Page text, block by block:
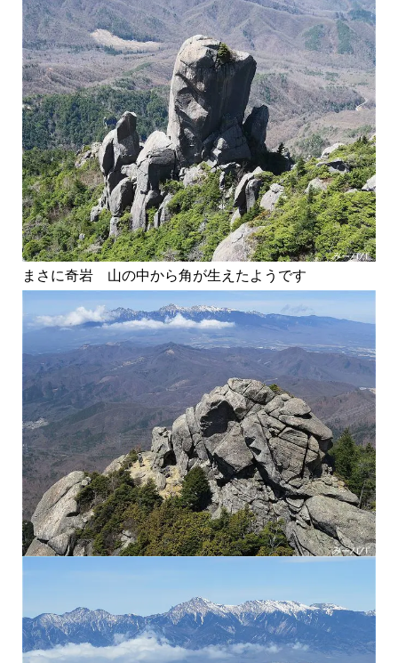
まさに奇岩 山の中から角が生えたようです